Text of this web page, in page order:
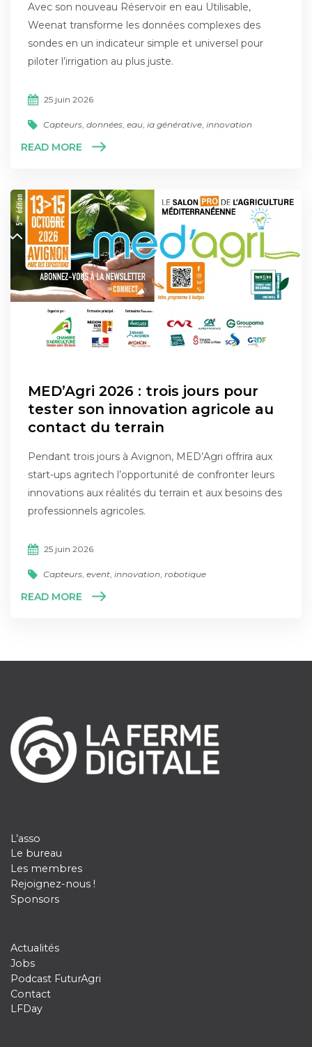
Avec son nouveau Réservoir en eau Utilisable,
Weenat transforme les données complexes des
sondes en un indicateur simple et universel pour
piloter l’irrigation au plus juste.
25 juin 2026
Capteurs, données, eau, ia générative, innovation
READ MORE
MED’Agri 2026 : trois jours pour
tester son innovation agricole au
contact du terrain
Pendant trois jours à Avignon, MED’Agri offrira aux
start-ups agritech l’opportunité de confronter leurs
innovations aux réalités du terrain et aux besoins des
professionnels agricoles.
25 juin 2026
Capteurs, event, innovation, robotique
READ MORE
L’asso
Le bureau
Les membres
Rejoignez-nous !
Sponsors
Actualités
Jobs
Podcast FuturAgri
Contact
LFDay